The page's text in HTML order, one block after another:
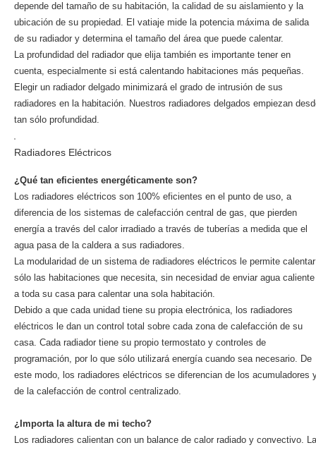
depende del tamaño de su habitación, la calidad de su aislamiento y la
ubicación de su propiedad. El vatiaje mide la potencia máxima de salida
de su radiador y determina el tamaño del área que puede calentar.
La profundidad del radiador que elija también es importante tener en
cuenta, especialmente si está calentando habitaciones más pequeñas.
Elegir un radiador delgado minimizará el grado de intrusión de sus
radiadores en la habitación. Nuestros radiadores delgados empiezan
tan sólo profundidad.
Radiadores Eléctricos
¿Qué tan eficientes energéticamente son?
Los radiadores eléctricos son 100% eficientes en el punto de uso, a
diferencia de los sistemas de calefacción central de gas, que pierden
energía a través del calor irradiado a través de tuberías a medida que el
agua pasa de la caldera a sus radiadores.
La modularidad de un sistema de radiadores eléctricos le permite calentar
sólo las habitaciones que necesita, sin necesidad de enviar agua caliente
a toda su casa para calentar una sola habitación.
Debido a que cada unidad tiene su propia electrónica, los radiadores
eléctricos le dan un control total sobre cada zona de calefacción de su
casa. Cada radiador tiene su propio termostato y controles de
programación, por lo que sólo utilizará energía cuando sea necesario. De
este modo, los radiadores eléctricos se diferencian de los acumuladores
de la calefacción de control centralizado.
¿Importa la altura de mi techo?
Los radiadores calientan con un balance de calor radiado y convectivo. La